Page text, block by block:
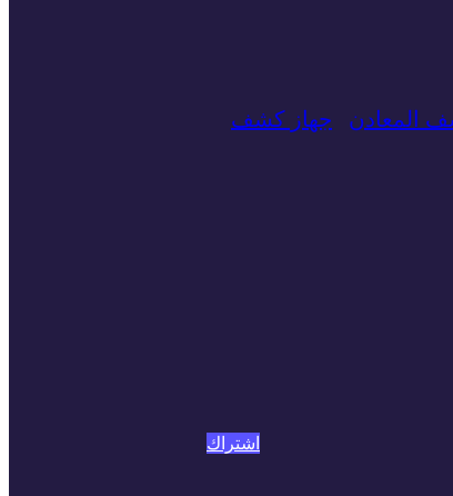
المعادن
جهاز كشف
اشتراك